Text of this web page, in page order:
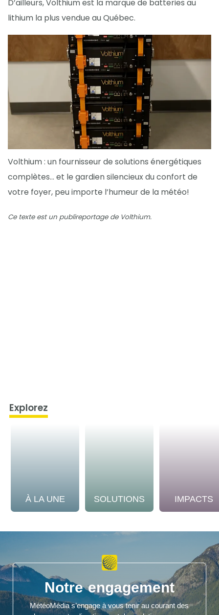
D’ailleurs, Volthium est la marque de batteries au
lithium la plus vendue au Québec.
Volthium : un fournisseur de solutions énergétiques
complètes… et le gardien silencieux du confort de
votre foyer, peu importe l’humeur de la météo!
Ce texte est un publireportage de Volthium.
Explorez
À LA UNE SOLUTIONS IMPACTS
Notre engagement
MétéoMédia s’engage à vous tenir au courant des